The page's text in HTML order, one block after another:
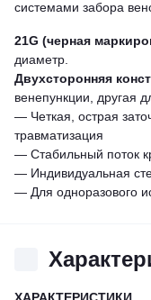
системами забора
21G (черная
диаметр.
Двухсторонняя
венепункции, другая
— Четкая, острая
травматизация
— Стабильный поток
— Индивидуальная
— Для одноразового